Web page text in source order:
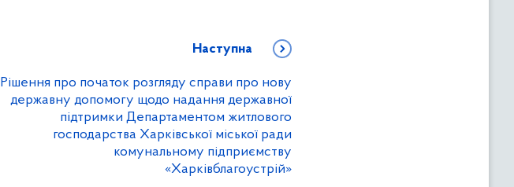
Наступна
Рішення про початок розгляду справи про нову
державну допомогу щодо надання державної
підтримки Департаментом житлового
господарства Харківської міської ради
комунальному підприємству
«Харківблагоустрій»